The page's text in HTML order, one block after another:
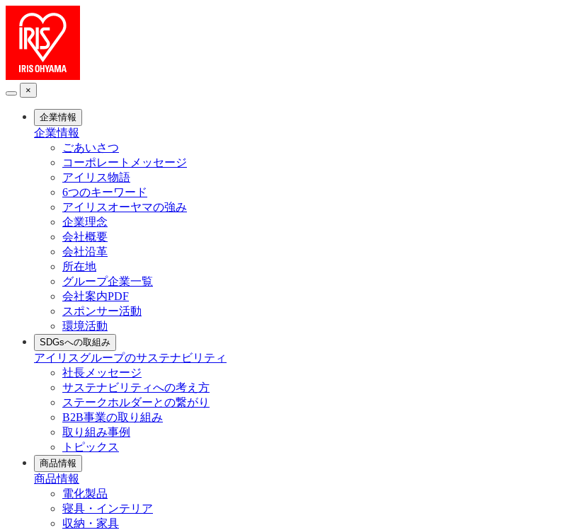
×
企業情報
企業情報
ごあいさつ
コーポレートメッセージ
アイリス物語
6つのキーワード
アイリスオーヤマの強み
企業理念
会社概要
会社沿革
所在地
グループ企業一覧
会社案内PDF
スポンサー活動
環境活動
SDGsへの取組み
アイリスグループのサステナビリティ
社長メッセージ
サステナビリティへの考え方
ステークホルダーとの繋がり
B2B事業の取り組み
取り組み事例
トピックス
商品情報
商品情報
電化製品
寝具・インテリア
収納・家具